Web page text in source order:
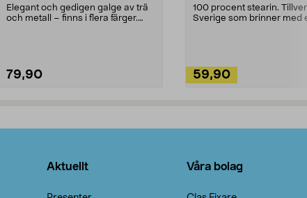
Elegant och gedigen galge av trä
och metall – finns i flera färger.
79,90
100 procent stearin.
Sverige som brinner med
59,90
Aktuellt Våra bolag